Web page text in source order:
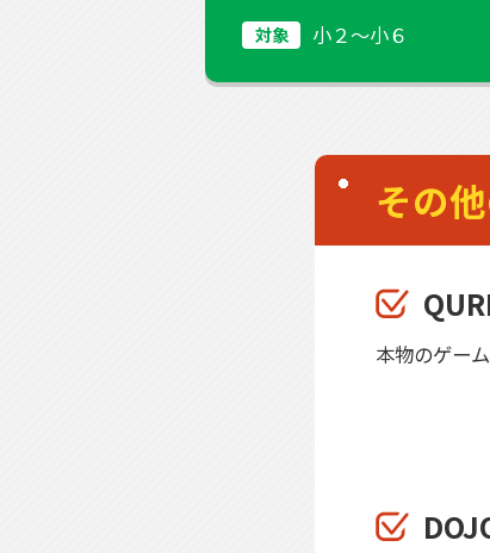
対象 小２〜小６
その
本物のゲー